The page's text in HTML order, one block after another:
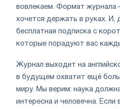
вовлекаем. Формат журнала
хочется держать в руках. И,
бесплатная подписка с
которые порадуют вас
Журнал выходит на
в будущем охватит ещё
миру. Мы верим: наука
интересна и человечна.